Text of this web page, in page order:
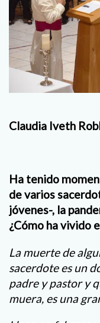
Claudia Iveth
Ha tenido
de varios
jóvenes-, la
¿Cómo ha vivido
La muerte de
sacerdote es un
padre y pastor y
muera, es una